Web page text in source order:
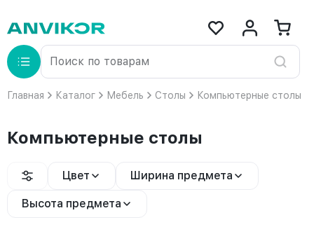
Главная Каталог Мебель Столы Компьютерные столы
Компьютерные столы
Цвет Ширина предмета
Высота предмета